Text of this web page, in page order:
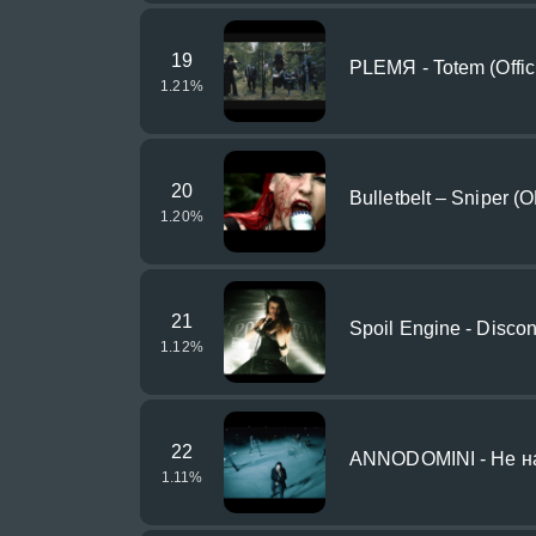
19
1.21 %
PLEMЯ - Totem
20
1.20%
Bulletbelt – Sniper
21
1.12%
Spoil Engine -
22
1.11%
ANNODOMINI - Не